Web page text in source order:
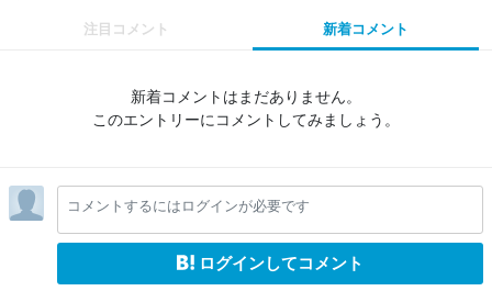
注目コメント 新着コメント
新着コメントはまだありません。
このエントリーにコメントしてみましょう。
コメントするにはログインが必要です
ログインしてコメント